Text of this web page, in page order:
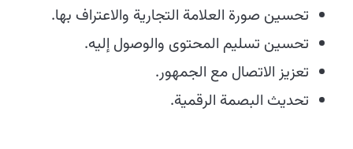
تحسين صورة العلامة التجارية والاعتراف بها.
تحسين تسليم المحتوى والوصول إليه.
تعزيز الاتصال مع الجمهور.
تحديث البصمة الرقمية.